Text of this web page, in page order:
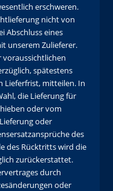
erschweren.
nicht von
Abschluss eines
unserem Zulieferer.
voraussichtlichen
spätestens
Lieferfrist, mitteilen. In
die Lieferung für
oder vom
oder
des
des Rücktritts wird die
zurückerstattet.
durch
oder